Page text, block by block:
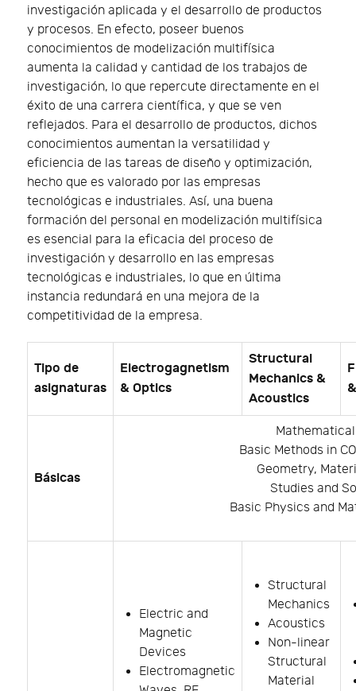
investigación aplicada y el desarrollo de productos
y procesos. En efecto, poseer buenos
conocimientos de modelización multifísica
aumenta la calidad y cantidad de los trabajos de
investigación, lo que repercute directamente en el
éxito de una carrera científica, y que se ven
reflejados. Para el desarrollo de productos, dichos
conocimientos aumentan la versatilidad y
eficiencia de las tareas de diseño y optimización,
hecho que es valorado por las empresas
tecnológicas e industriales. Así, una buena
formación del personal en modelización multifísica
es esencial para la eficacia del proceso de
investigación y desarrollo en las empresas
tecnológicas e industriales, lo que en última
instancia redundará en una mejora de la
competitividad de la empresa.
Tipo de
asignaturas
Electrogagnetism
& Optics
Structural
Mechanics &
Acoustics
Básicas
Basic Methods in
Geometry,
Studies and
Basic Physics and
Electric and
Magnetic
Devices
Electromagnetic
Structural
Mechanics
Acoustics
Non-linear
Structural
Material